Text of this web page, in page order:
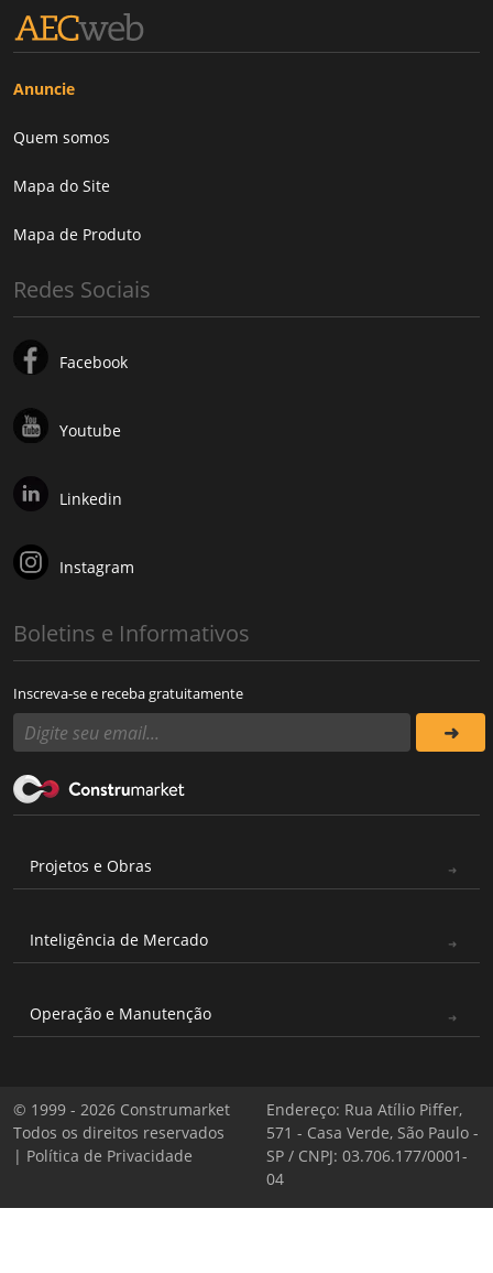
Anuncie
Quem somos
Mapa do Site
Mapa de Produto
Redes Sociais
Facebook
Youtube
Linkedin
Instagram
Boletins e Informativos
Inscreva-se e receba gratuitamente
Projetos e Obras
Inteligência de Mercado
Operação e Manutenção
© 1999 - 2026 Construmarket
Todos os direitos reservados
| Política de Privacidade
Endereço: Rua Atílio Piffer,
571 - Casa Verde, São Paulo -
SP / CNPJ: 03.706.177/0001-
04